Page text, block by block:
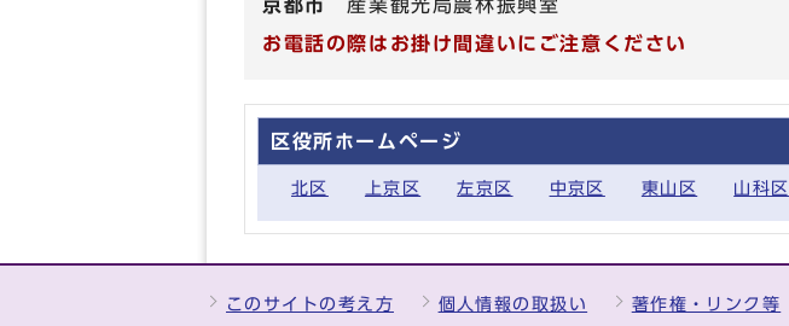
京都市 産業観光局農林振興室
お電話の際はお掛け間違いにご注意ください
区役所ホームページ
北区 上京区 左京区 中京区 東山区 山科区
このサイトの考え方 個人情報の取扱い 著作権・リンク等